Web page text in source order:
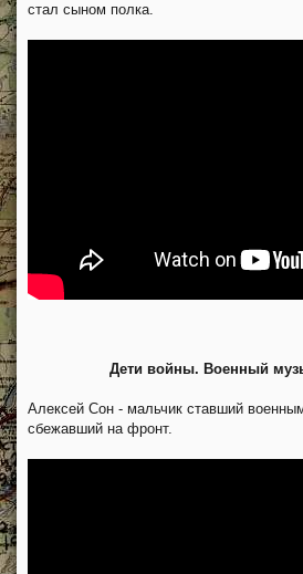
стал сыном полка.
Дети войны. Военный
Алексей Сон - мальчик ставший
сбежавший на фронт.